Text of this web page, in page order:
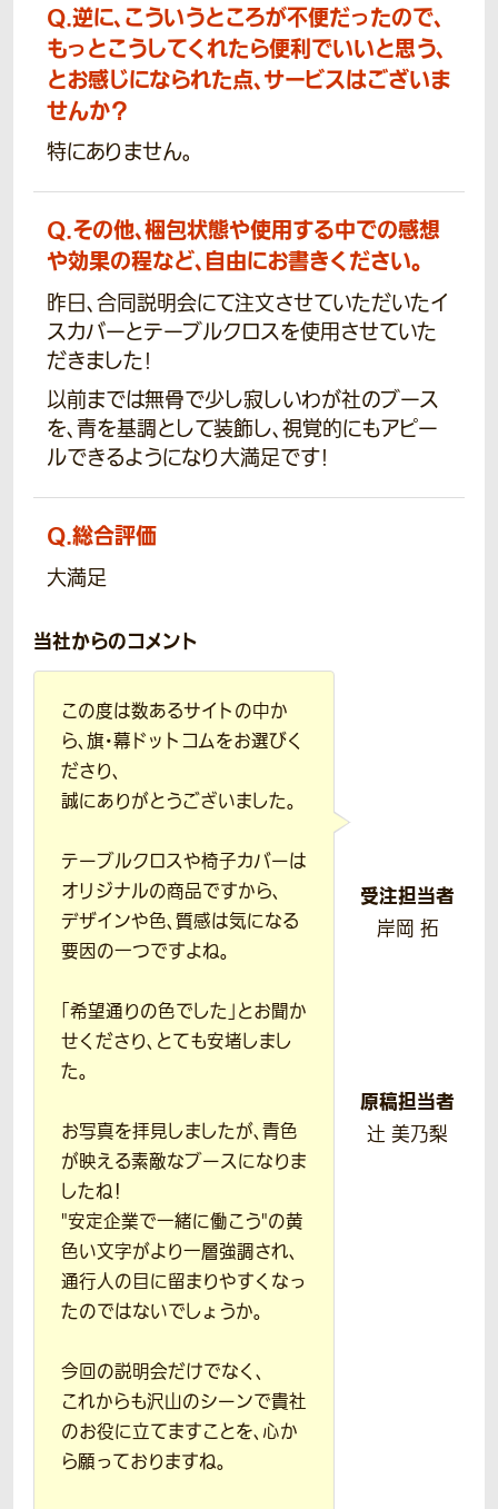
Q.逆に、こういうところが不便だったので、
もっとこうしてくれたら便利でいいと思う、
とお感じになられた点、サービスはございま
せんか？
特にありません。
Q.その他、梱包状態や使用する中での感想
や効果の程など、自由にお書きください。
昨日、合同説明会にて注文させていただいたイ
スカバーとテーブルクロスを使用させていた
だきました!
以前までは無骨で少し寂しいわが社のブース
を、青を基調として装飾し、視覚的にもアピー
ルできるようになり大満足です!
Q.総合評価
大満足
当社からのコメント
この度は数あるサイトの中か
ら、旗・幕ドットコムをお選びく
ださり、
誠にありがとうございました。
テーブルクロスや椅子カバーは
オリジナルの商品ですから、
デザインや色、質感は気になる
要因の一つですよね。
「希望通りの色でした」とお聞か
せくださり、とても安堵しまし
た。
お写真を拝見しましたが、青色
が映える素敵なブースになりま
したね！
"安定企業で一緒に働こう"の黄
色い文字がより一層強調され、
通行人の目に留まりやすくなっ
たのではないでしょうか。
今回の説明会だけでなく、
これからも沢山のシーンで貴社
のお役に立てますことを、心か
ら願っておりますね。
受注担当者
岸岡 拓
原稿担当者
辻 美乃梨